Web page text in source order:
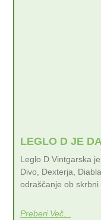
LEGLO D JE
Leglo D Vintgarska
Divo, Dexterja,
odraščanje ob skrbni
Preberi Več...